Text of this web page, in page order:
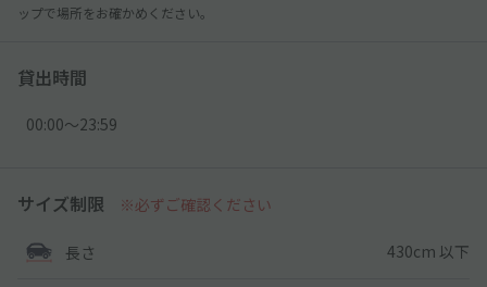
ップで場所をお確かめください。
貸出時間
00:00〜23:59
サイズ制限 ※必ずご確認ください
長さ 430cm 以下